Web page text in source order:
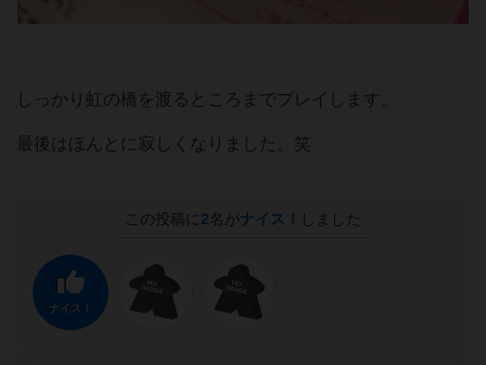
しっかり虹の橋を渡るところまでプレイします。
最後はほんとに寂しくなりました。笑
この投稿に 2名がナイス！ しました
ナイス！